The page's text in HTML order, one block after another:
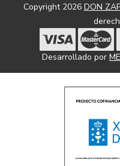
Copyright 2026 DON
Desarrollado por